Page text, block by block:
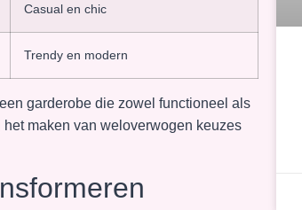
Casual en chic
Trendy en modern
garderobe die zowel functioneel als
maken van weloverwogen keuzes